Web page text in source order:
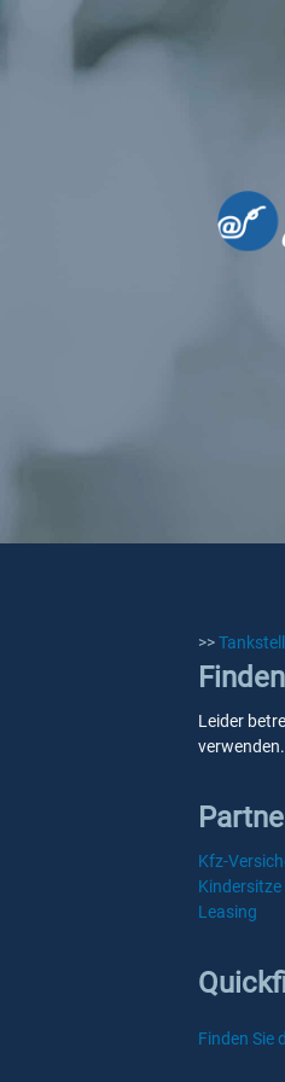
>>
Leider
verwenden.
Kfz-
Kindersitze
Leasing
Finden Sie